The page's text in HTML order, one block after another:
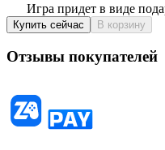
Игра придет в виде
Купить сейчас В корзину
Отзывы покупателей